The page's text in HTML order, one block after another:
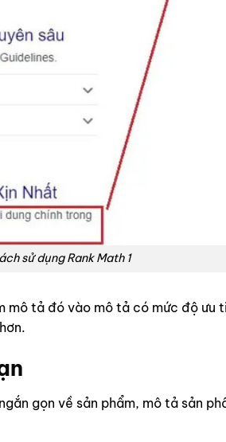
sử dụng Rank Math 1
tả đó vào mô tả có mức độ ưu
gọn về sản phẩm, mô tả sản